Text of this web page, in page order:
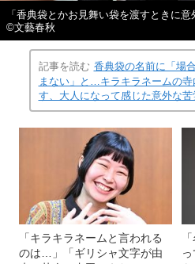
「香典袋とかお見舞い袋を渡すときに
©︎文藝春秋
記事を読む 香典袋の名前に「場
まない」と…キラキラネームの
す、大人になって感じた意外な苦
「キラキラネームと言われる
のは…」「ギリシャ文字が由